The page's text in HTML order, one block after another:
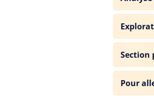
Section
Pour